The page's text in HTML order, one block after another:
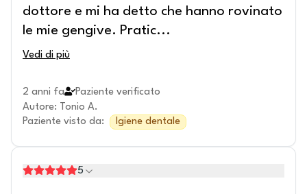
dottore e mi ha detto che hanno rovinato
le mie gengive. Pratic...
Vedi di più
2 anni fa
Paziente verificato
Autore: Tonio A.
Paziente visto da: Igiene dentale
5